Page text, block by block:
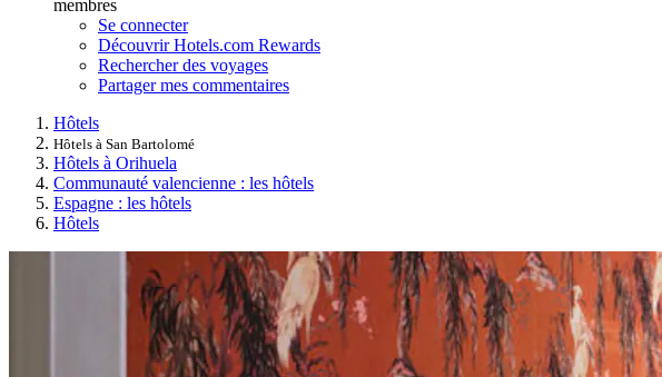
membres
Se connecter
Découvrir Hotels.com Rewards
Rechercher des voyages
Partager mes commentaires
Hôtels
Hôtels à San Bartolomé
Hôtels à Orihuela
Communauté valencienne : les hôtels
Espagne : les hôtels
Hôtels